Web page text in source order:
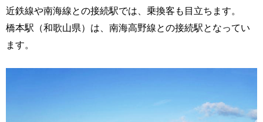
近鉄線や南海線との接続駅では、乗換客も目立ちます。
橋本駅（和歌山県）は、南海高野線との接続駅となってい
ます。